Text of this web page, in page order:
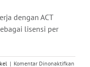
dengan ACT
lisensi per
| Komentar Dinonaktifkan